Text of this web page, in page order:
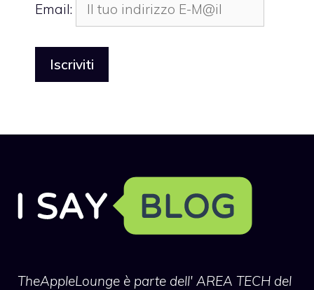
Email:
TheAppleLounge è parte dell' AREA TECH del